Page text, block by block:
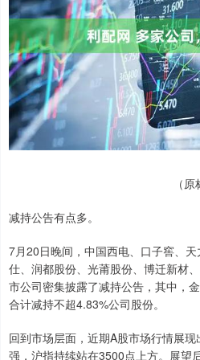
（
减持公告有点多。
7月20日晚间，中国西电、口子窖、
仕、润都股份、光莆股份、博迁新材
市公司密集披露了减持公告，其中，
合计减持不超4.83%公司股份。
回到市场层面，近期A股市场行情展
强，沪指持续站在3500点上方。展望